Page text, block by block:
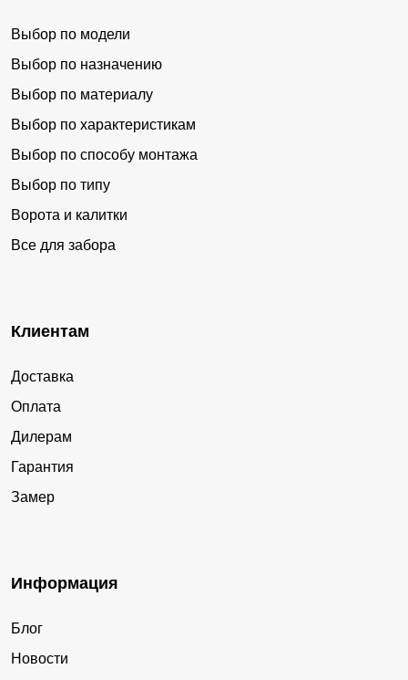
Выбор по модели
Выбор по назначению
Выбор по материалу
Выбор по характеристикам
Выбор по способу монтажа
Выбор по типу
Ворота и калитки
Все для забора
Клиентам
Доставка
Оплата
Дилерам
Гарантия
Замер
Информация
Блог
Новости